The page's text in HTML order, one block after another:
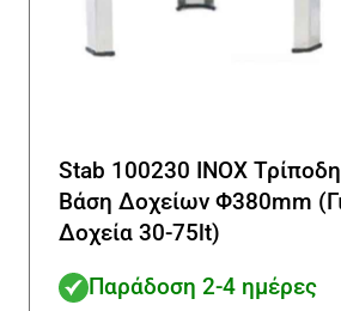
Stab 100230 INOX Τρίποδη
Βάση Δοχείων Φ380mm
Δοχεία 30-75lt)
Παράδοση 2-4 ημέρες